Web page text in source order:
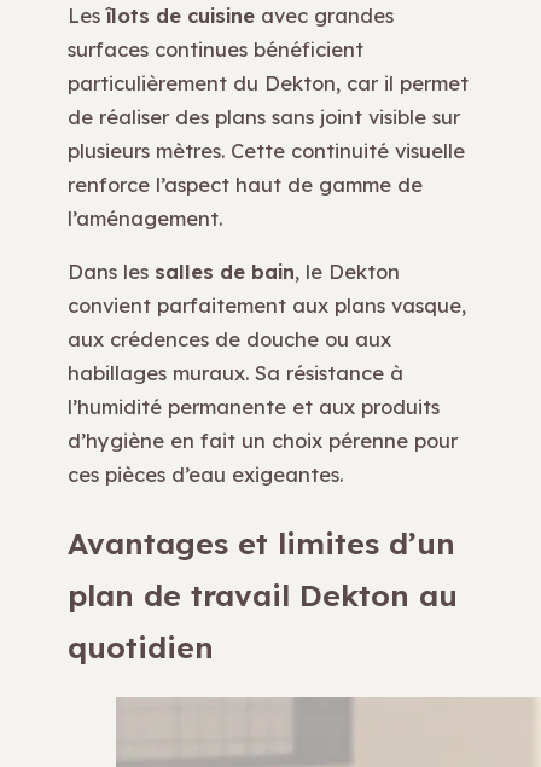
Lesîlots de cuisine avec grandes
surfaces continues bénéficient
particulièrement du Dekton, car il permet
de réaliser des plans sans joint visible sur
plusieurs mètres. Cette continuité visuelle
renforce l’aspect haut de gamme de
l’aménagement.
Dans les salles de bain, le Dekton
convient parfaitement aux plans vasque,
aux crédences de douche ou aux
habillages muraux. Sa résistance à
l’humidité permanente et aux produits
d’hygiène en fait un choix pérenne pour
ces pièces d’eau exigeantes.
Avantages et limites d’un
plan de travail Dekton au
quotidien